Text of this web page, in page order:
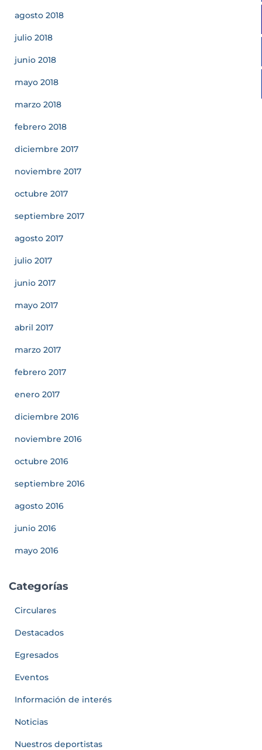
agosto 2018
julio 2018
junio 2018
mayo 2018
marzo 2018
febrero 2018
diciembre 2017
noviembre 2017
octubre 2017
septiembre 2017
agosto 2017
julio 2017
junio 2017
mayo 2017
abril 2017
marzo 2017
febrero 2017
enero 2017
diciembre 2016
noviembre 2016
octubre 2016
septiembre 2016
agosto 2016
junio 2016
mayo 2016
Categorías
Circulares
Destacados
Egresados
Eventos
Información de interés
Noticias
Nuestros deportistas